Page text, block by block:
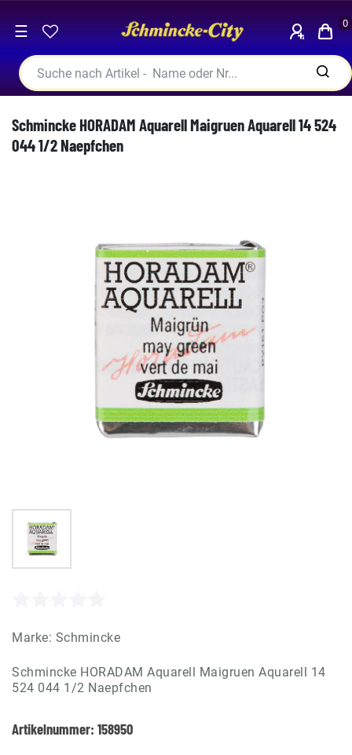
☰ 0
Schmincke HORADAM Aquarell Maigruen Aquarell 14 524
044 1/2 Naepfchen
Marke: Schmincke
Schmincke HORADAM Aquarell Maigruen Aquarell 14
524 044 1/2 Naepfchen
Artikelnummer: 158950